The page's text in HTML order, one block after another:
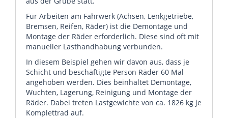
Für Arbeiten am Fahrwerk (Achsen, Lenkgetriebe,
Bremsen, Reifen, Räder) ist die Demontage und
Montage der Räder erforderlich. Diese sind oft mit
manueller Lasthandhabung verbunden.
In diesem Beispiel gehen wir davon aus, dass je
Schicht und beschäftigte Person Räder 60 Mal
angehoben werden. Dies beinhaltet Demontage,
Wuchten, Lagerung, Reinigung und Montage der
Räder. Dabei treten Lastgewichte von ca. 1826 kg je
Komplettrad auf.